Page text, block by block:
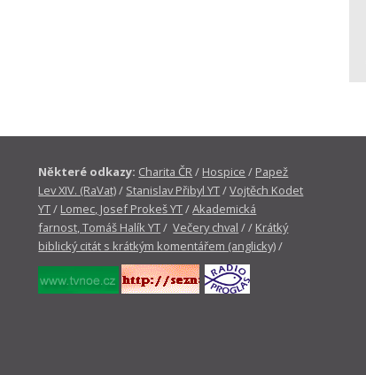
Některé odkazy: Charita ČR/ Hospice / Papež
Lev XIV. (RaVat)/ Stanislav Přibyl YT/Vojtěch Kodet
YT/ Lomec, Josef Prokeš YT/Akademická
farnost, Tomáš Halík YT/Večery chval / / Krátký
biblický citát s krátkým komentářem (anglicky)/